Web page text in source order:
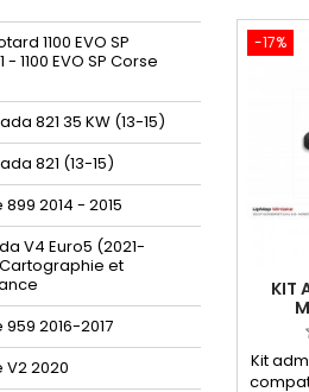
1100 EVO SP
- 1100 EVO SP Corse
821 35 KW (13-15)
821 (13-15)
2014 - 2015
V4 Euro5 (2021-
et
2016-2017
V2 2020
-17%
KIT
Kit